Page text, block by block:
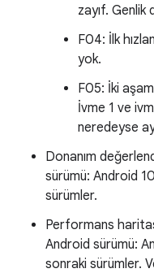
zayıf. Genlik
F04: İlk
yok.
F05: İki
İvme 1 ve
neredeyse
Donanım
sürümü: Android
sürümler.
Performans
Android sürümü:
sonraki sürümler.